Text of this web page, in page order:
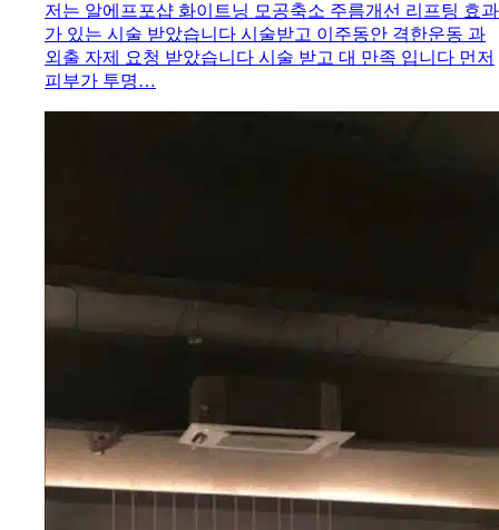
저는 알에프포샵 화이트닝 모공축소 주름개선 리프팅 효과
가 있는 시술 받았습니다 시술받고 이주동안 격한운동 과
외출 자제 요청 받았습니다 시술 받고 대 만족 입니다 먼저
피부가 투명…